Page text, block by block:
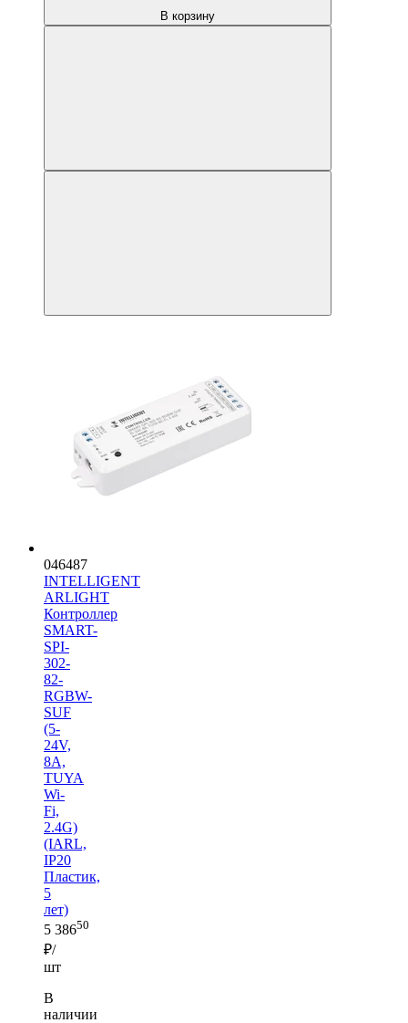
В корзину
046487
INTELLIGENT
ARLIGHT
Контроллер
SMART-
SPI-
302-
82-
RGBW-
SUF
(5-
24V,
8A,
TUYA
Wi-
Fi,
2.4G)
(IARL,
IP20
Пластик,
5
лет)
5 38650
₽/
шт
В
наличии